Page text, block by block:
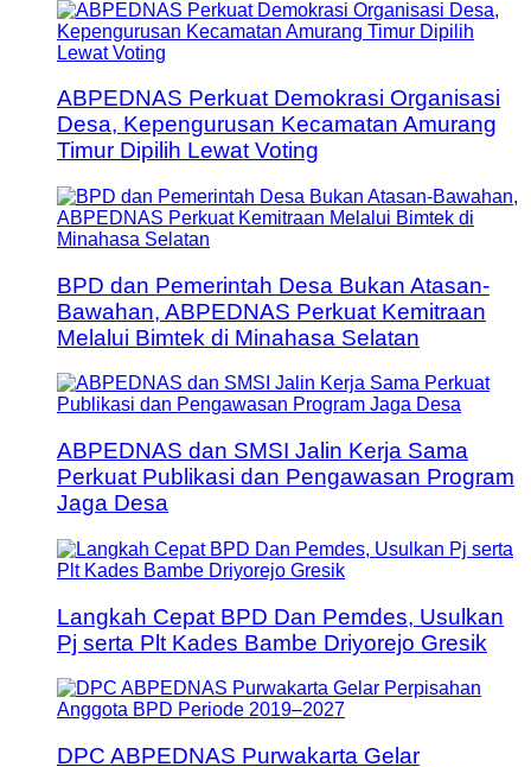
ABPEDNAS Perkuat Demokrasi Organisasi
Desa, Kepengurusan Kecamatan Amurang
Timur Dipilih Lewat Voting
BPD dan Pemerintah Desa Bukan Atasan-
Bawahan, ABPEDNAS Perkuat Kemitraan
Melalui Bimtek di Minahasa Selatan
ABPEDNAS dan SMSI Jalin Kerja Sama
Perkuat Publikasi dan Pengawasan Program
Jaga Desa
Langkah Cepat BPD Dan Pemdes, Usulkan
Pj serta Plt Kades Bambe Driyorejo Gresik
DPC ABPEDNAS Purwakarta Gelar